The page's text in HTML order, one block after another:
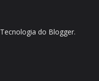
Tecnologia do Blogger.